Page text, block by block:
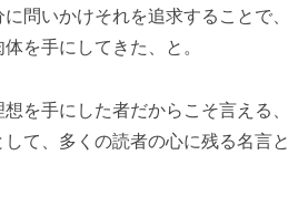
問いかけそれを追求することで、
を手にしてきた、と。
を手にした者だからこそ言える、
て、多くの読者の心に残る名言と